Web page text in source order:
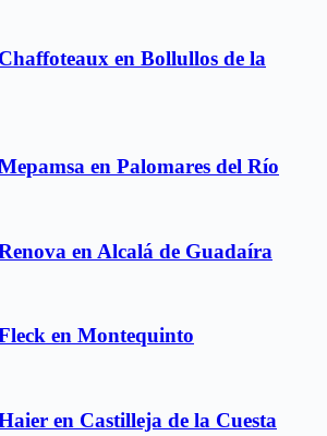
en Bollullos de la
en Palomares del Río
en Alcalá de Guadaíra
en Montequinto
en Castilleja de la Cuesta